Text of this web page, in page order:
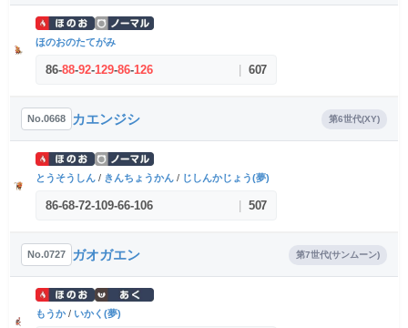
ほのおのたてがみ
86-88-92-129-86-126 607
No.0668 カエンジシ 第6世代(XY)
とうそうしん / きんちょうかん / じしんかじょう(夢)
86-68-72-109-66-106 507
No.0727 ガオガエン 第7世代(サンムーン)
もうか/ いかく(夢)